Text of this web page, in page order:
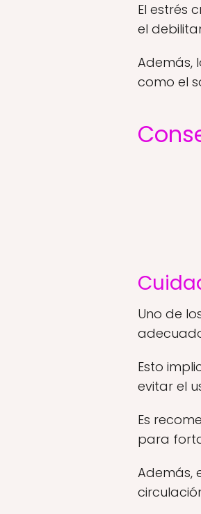
El estrés
el
Además,
como el
Uno de
Esto
evitar el
Es
para
Además,